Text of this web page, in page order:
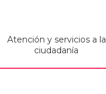
Atención y servicios a la
ciudadanía